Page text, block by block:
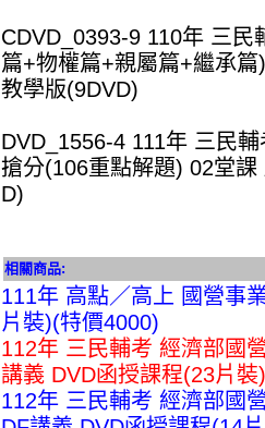
CDVD_0393-9 110年 三
篇+物權篇+親屬篇+繼承
教學版(9DVD)
DVD_1556-4 111年 三民
搶分(106重點解題) 02堂
D)
相關商品:
111年 高點／高上 國營事
片裝)(特價4000)
112年 三民輔考 經濟部國
講義 DVD函授課程(23片
112年 三民輔考 經濟部國